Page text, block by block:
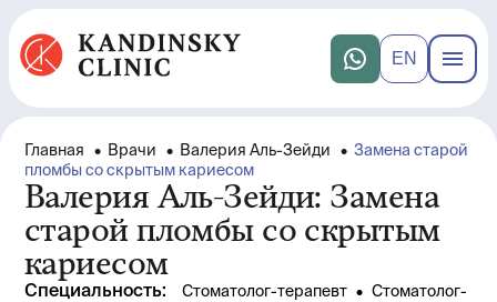
EN
Главная • Врачи • Валерия Аль-Зейди • Замена старой
пломбы со скрытым кариесом
Валерия Аль-Зейди: Замена
старой пломбы со скрытым
кариесом
Специальность: Стоматолог-терапевт • Стоматолог-